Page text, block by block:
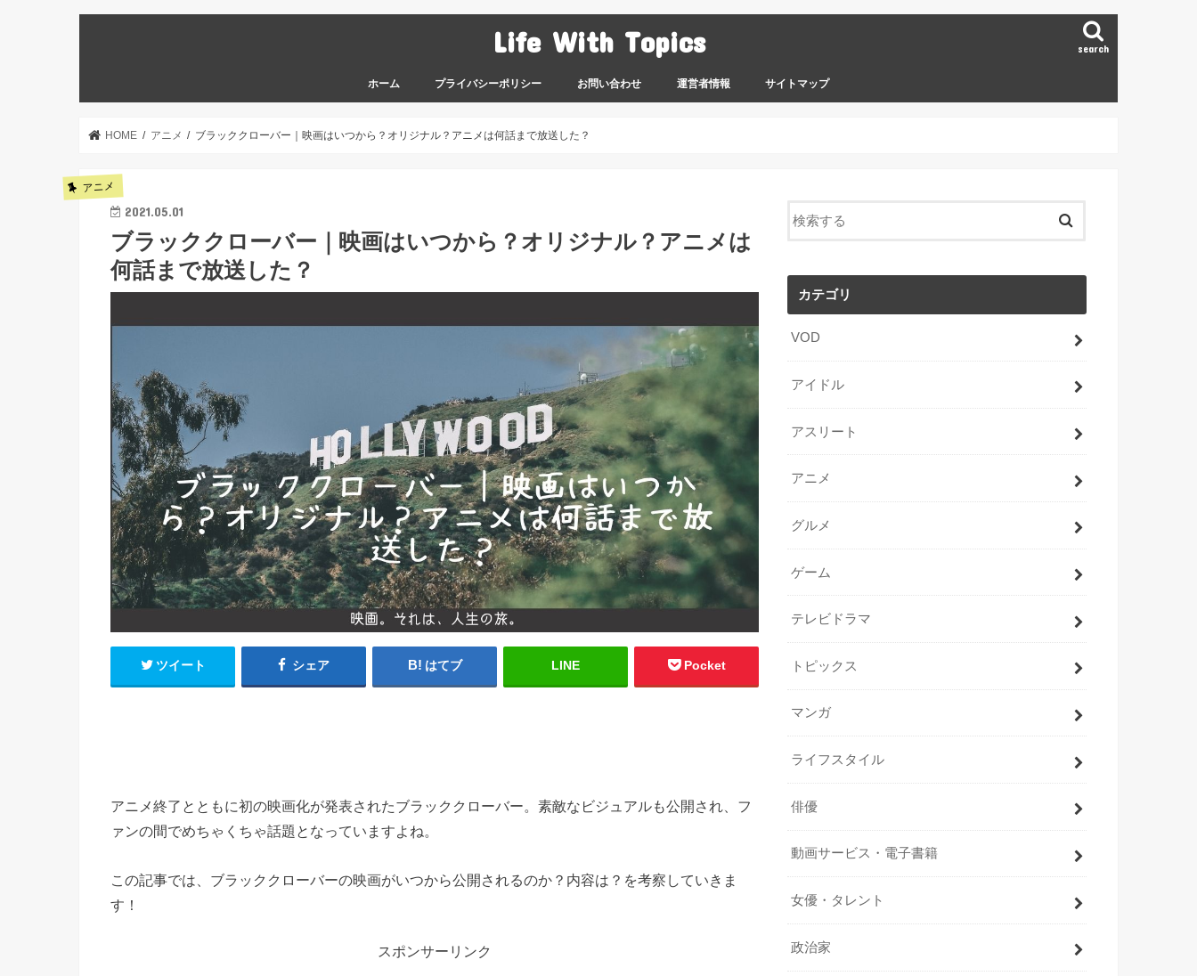
Life With Topics search
ホーム プライバシーポリシー お問い合わせ 運営者情報 サイトマップ
HOME アニメ ブラッククローバー｜映画はいつから？オリジナル？アニメは何話まで放送した？
アニメ
2021.05.01
ブラッククローバー｜映画はいつから？オリジナル？アニメは
何話まで放送した？
ツイート シェア はてブ LINE Pocket
アニメ終了とともに初の映画化が発表されたブラッククローバー。 素敵なビジュアルも公開され、フ
ァンの間でめちゃくちゃ話題となっていますよね。
この記事では、ブラッククローバーの映画がいつから公開されるのか？内容は？を考察していきま
す！
スポンサーリンク
カテゴリ
VOD
アイドル
アスリート
アニメ
グルメ
ゲーム
テレビドラマ
トピックス
マンガ
ライフスタイル
俳優
動画サービス・電子書籍
女優・タレント
政治家